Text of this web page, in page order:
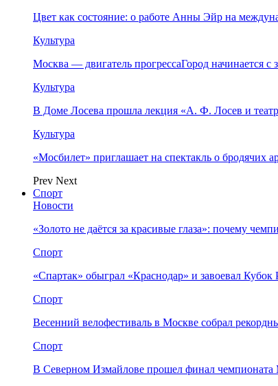
Цвет как состояние: о работе Анны Эйр на
Культура
Москва — двигатель прогрессаГород начинается
Культура
В Доме Лосева прошла лекция «А. Ф. Лосев и
Культура
«Мосбилет» приглашает на спектакль о бродячих
Prev Next
Спорт
Новости
«Золото не даётся за красивые глаза»: почему
Спорт
«Спартак» обыграл «Краснодар» и завоевал Кубок
Спорт
Весенний велофестиваль в Москве собрал
Спорт
В Северном Измайлове прошел финал чемпионата